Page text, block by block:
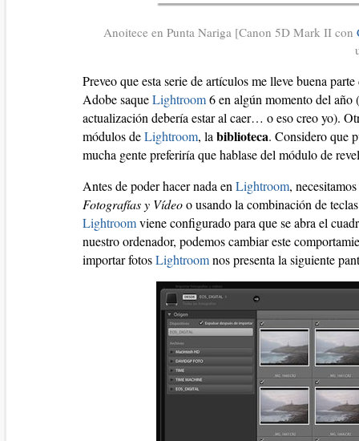
Anoitece en Punta Nariga [Canon 5D Mark II con
Preveo que esta serie de artículos me lleve buena
Adobe saqueLightroom6 en algún momento del
actualización debería estar al caer… o eso creo yo).
módulos deLightroom, la biblioteca. Considero que
mucha gente preferiría que hablase del módulo de
Antes de poder hacer nada en Lightroom,
Fotografías y Vídeoo usando la combinación de
Lightroomviene configurado para que se abra el
nuestro ordenador, podemos cambiar este
importar fotosLightroomnos presenta la siguiente